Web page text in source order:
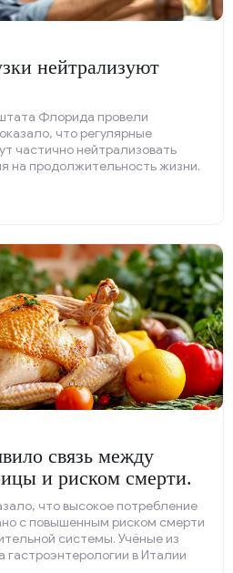
нейтрализуют
Флорида провели
что регулярные
частично нейтрализовать
на продолжительность жизни.
связь между
и риском смерти.
что высокое потребление
с повышенным риском смерти
системы. Учёные из
гастроэнтерологии в Италии